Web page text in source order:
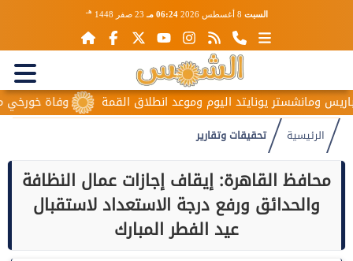
السبت 06:24 مـ 23 صفر 1448 هـ
وفاة خورخي ميسي يونايتد اليوم وموعد انطلاق القمة
الرئيسية تحقيقات وتقارير
محافظ القاهرة: إيقاف إجازات عمال النظافة
والحدائق ورفع درجة الاستعداد لاستقبال
عيد الفطر المبارك